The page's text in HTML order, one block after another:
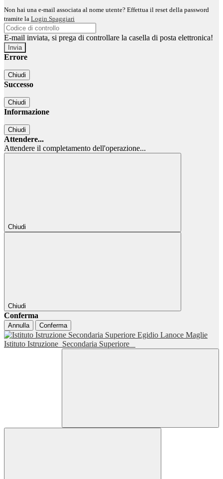
Non hai una e-mail associata al nome utente? Effettua il reset della password
tramite la Login Spaggiari
E-mail inviata, si prega di controllare la casella di posta elettronica!
Errore
Chiudi
Successo
Chiudi
Informazione
Chiudi
Attendere...
Attendere il completamento dell'operazione...
Chiudi
Chiudi
Conferma
Annulla Conferma
Istituto Istruzione Secondaria Superiore